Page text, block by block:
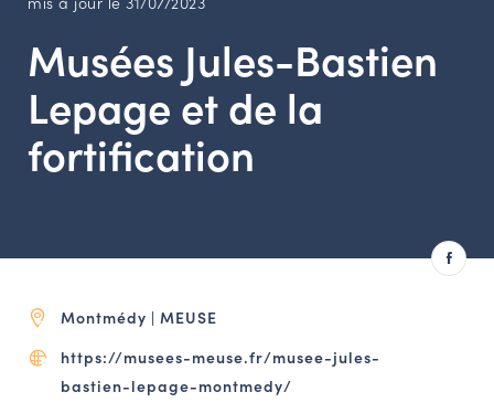
CONTACT
Agenda
Ressources
OFFRES D’EMPLOI ET DE STAGE
BOURSE D’ÉCHANGE
OUTILS EN LIGNE
Musées Jules-Bastien
Lepage et de la
fortification
Montmédy | MEUSE
https://musees-meuse.fr/musee-jules-
bastien-lepage-montmedy/